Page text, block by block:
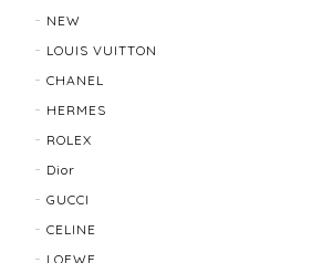
でした！ありがとうございました。ま
たら利用させていただきたいと思いまし
NEW
LOUIS VUITTON
CHANEL
HERMES
ROLEX
Dior
GUCCI
CELINE
LOEWE